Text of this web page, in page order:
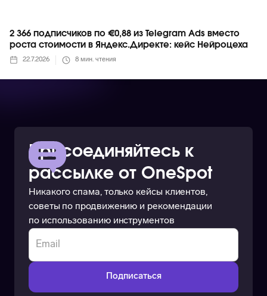
2 366 подписчиков по €0,88 из Telegram Ads вместо
роста стоимости в Яндекс.Директе: кейс Нейроцеха
22.7.2026 8 мин. чтения
Присоединяйтесь к
рассылке от OneSpot
Никакого спама, только кейсы клиентов,
советы по продвижению и рекомендации
по использованию инструментов